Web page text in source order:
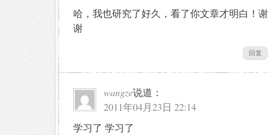
哈，我也研究了好久，看了你文章才明白！谢
谢
回复
wangze说道：
2011年04月23日 22:14
学习了 学习了